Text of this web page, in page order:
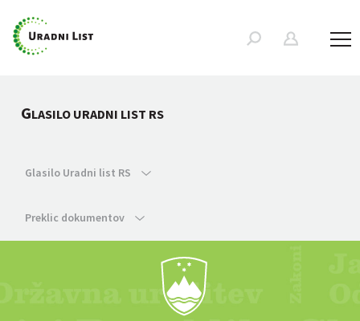
GLASILO URADNI LIST RS
Glasilo Uradni list RS
Preklic dokumentov